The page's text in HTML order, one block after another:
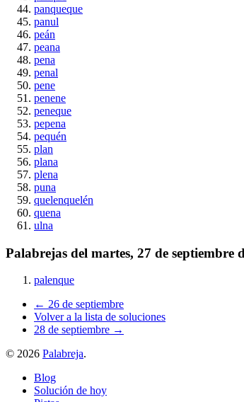
panqueque
panul
peán
peana
pena
penal
pene
penene
peneque
pepena
pequén
plan
plana
plena
puna
quelenquelén
quena
ulna
Palabrejas del martes, 27 de septiembre
palenque
← 26 de septiembre
Volver a la lista de soluciones
28 de septiembre →
© 2026 Palabreja.
Blog
Solución de hoy